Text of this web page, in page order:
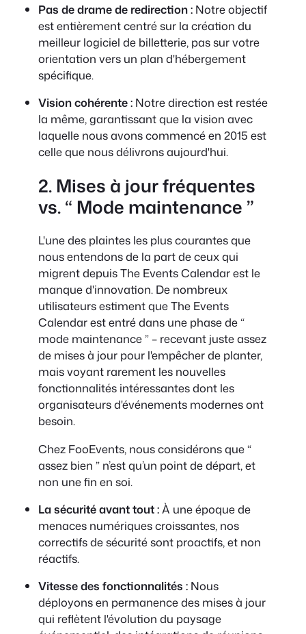
Pas de drame de redirection : Notre objectif
est entièrement centré sur la création du
meilleur logiciel de billetterie, pas sur votre
orientation vers un plan d'hébergement
spécifique.
Vision cohérente : Notre direction est restée
la même, garantissant que la vision avec
laquelle nous avons commencé en 2015 est
celle que nous délivrons aujourd'hui.
2. Mises à jour fréquentes
vs. “ Mode maintenance ”
L'une des plaintes les plus courantes que
nous entendons de la part de ceux qui
migrent depuis The Events Calendar est le
manque d'innovation. De nombreux
utilisateurs estiment que The Events
Calendar est entré dans une phase de “
mode maintenance ” – recevant juste assez
de mises à jour pour l'empêcher de planter,
mais voyant rarement les nouvelles
fonctionnalités intéressantes dont les
organisateurs d'événements modernes ont
besoin.
Chez FooEvents, nous considérons que “
assez bien ” n’est qu’un point de départ, et
non une fin en soi.
La sécurité avant tout :À une époque de
menaces numériques croissantes, nos
correctifs de sécurité sont proactifs, et non
réactifs.
Vitesse des fonctionnalités : Nous
déployons en permanence des mises à jour
qui reflètent l'évolution du paysage